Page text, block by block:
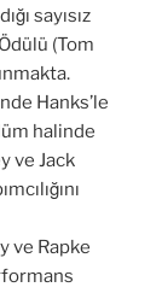
sayısız
(Tom
Hanks’le
halinde
ve Jack
ve Rapke